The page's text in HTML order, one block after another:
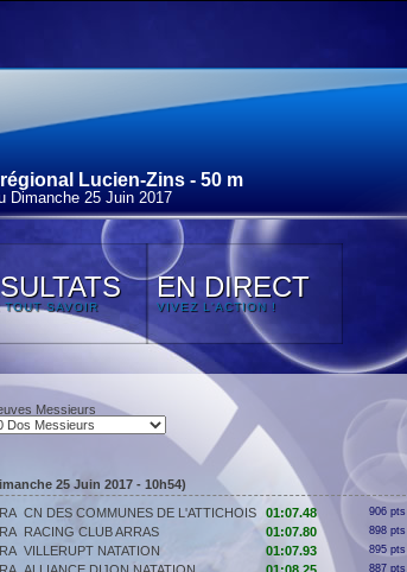
Lucien-Zins - 50 m
Dimanche 25 Juin 2017
TOUT SAVOIR
EN DIRECT
VIVEZ L'ACTION !
Messieurs
25 Juin 2017 - 10h54)
CN DES COMMUNES DE L'ATTICHOIS 01:07.48 906 pts
RACING CLUB ARRAS 01:07.80 898 pts
VILLERUPT NATATION 01:07.93 895 pts
887 pts